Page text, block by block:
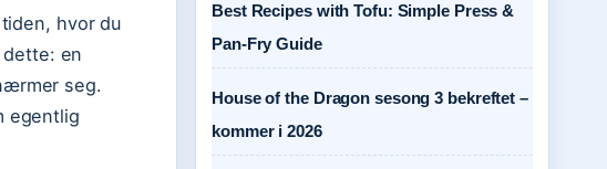
hvor du
dette: en
seg.
egentlig
Best Recipes with Tofu: Simple Press &
Pan-Fry Guide
House of the Dragon sesong 3 bekreftet –
kommer i 2026